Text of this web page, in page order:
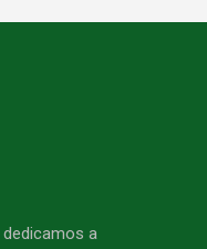
a